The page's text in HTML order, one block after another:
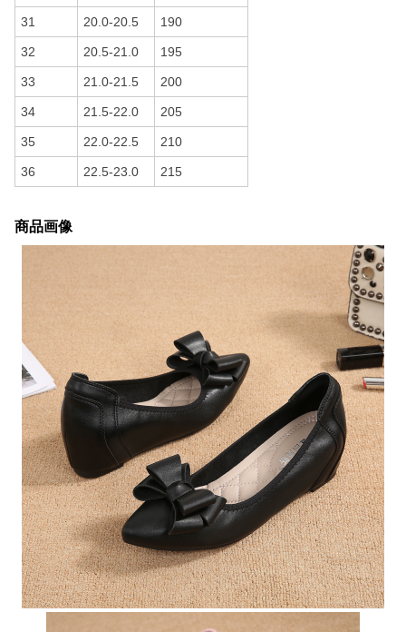
31 20.0-20.5 190
32 20.5-21.0 195
33 21.0-21.5 200
34 21.5-22.0 205
35 22.0-22.5 210
36 22.5-23.0 215
商品画像